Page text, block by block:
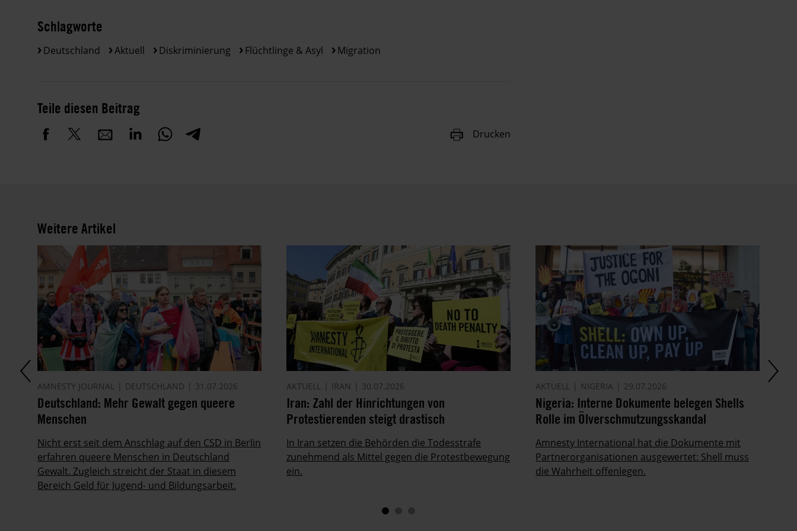
Schlagworte
Deutschland Aktuell Diskriminierung Flüchtlinge & Asyl Migration
Teile diesen Beitrag
Drucken
Weitere Artikel
AMNESTY JOURNAL DEUTSCHLAND 31.07.2026
Deutschland: Mehr Gewalt gegen queere
Menschen
Nicht erst seit dem Anschlag auf den CSD in Berlin
erfahren queere Menschen in Deutschland
Gewalt. Zugleich streicht der Staat in diesem
Bereich Geld für Jugend- und Bildungsarbeit.
AKTUELL IRAN 30.07.2026
Iran: Zahl der Hinrichtungen von
Protestierenden steigt drastisch
In Iran setzen die Behörden die Todesstrafe
zunehmend als Mittel gegen die Protestbewegung
ein.
AKTUELL NIGERIA 29.07.2026
Nigeria: Interne Dokumente belegen Shells
Rolle im Ölverschmutzungsskandal
Amnesty International hat die Dokumente mit
Partnerorganisationen ausgewertet: Shell muss
die Wahrheit offenlegen.